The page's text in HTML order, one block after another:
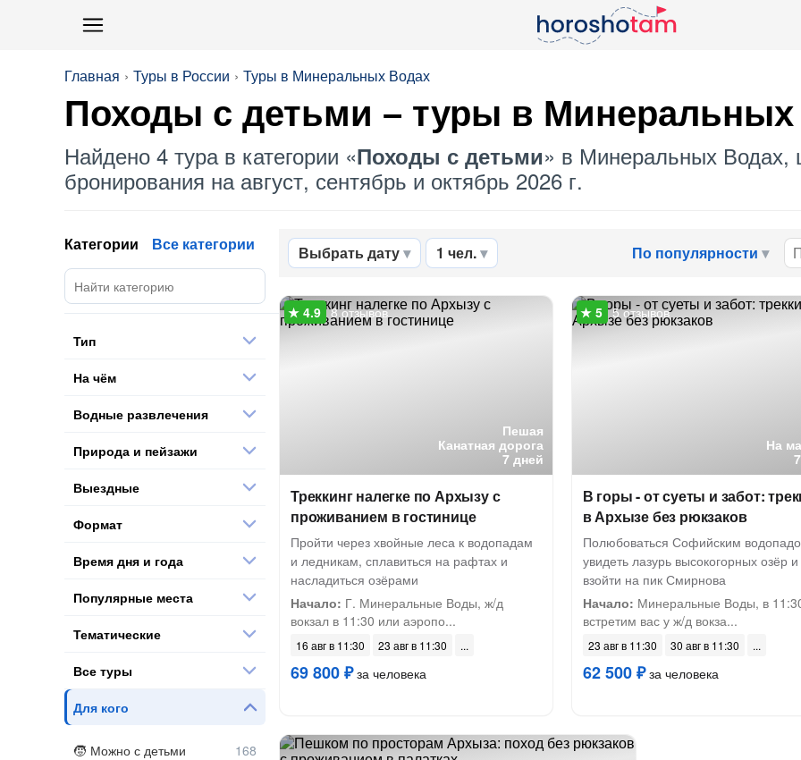
Главная Туры в России Туры в Минеральных Водах
Походы с детьми – туры в Минеральных
Найдено 4 тура в категории «Походы с детьми» в Минеральных Водах,
бронирования на август, сентябрь и октябрь 2026 г.
Выбрать дату 1 чел. По популярности
Пешая
Канатная дорога
7 дней
8 отзывов
Треккинг налегке по Архызу с
проживанием в гостинице
Пройти через хвойные леса к водопадам
и ледникам, сплавиться на рафтах и
насладиться озёрами
Начало: Г. Минеральные Воды, ж/д
вокзал в 11:30 или аэропо...
16 авг в 11:30 23 авг в 11:30
69 800 ₽за человека
На
5 отзывов
В горы - от суеты и забот:
в Архызе без рюкзаков
Полюбоваться Софийским
увидеть лазурь высокогорных озёр и
взойти на пик Смирнова
Начало: Минеральные Воды, в
встретим вас у ж/д вокза...
23 авг в 11:30 30 авг в 11:30
62 500 ₽за человека
Категории Все категории
Тип
На чём
Водные развлечения
Природа и пейзажи
Выездные
Формат
Время дня и года
Популярные места
Тематические
Все туры
Для кого
Можно с детьми